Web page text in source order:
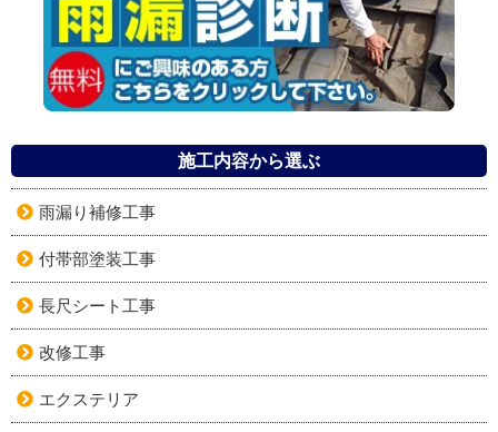
施工内容から選ぶ
雨漏り補修工事
付帯部塗装工事
長尺シート工事
改修工事
エクステリア